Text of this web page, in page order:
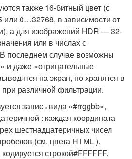
также 16-битный цвет (с
0…32768, в зависимости от
а для изображений HDR — 32-
или в числах с
последнем случае возможны
и даже «отрицательные
на экран, но хранятся в
различной фильтрации.
запись вида «#rrggbb»,
: каждая координата
шестнадцатеричных чисел
(см. цвета HTML ).
строкой#FFFFFF.